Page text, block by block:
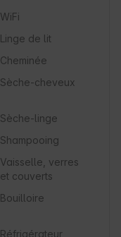
WiFi
Linge de lit
Cheminée
Sèche-cheveux
Sèche-linge
Shampooing
Vaisselle, verres
et couverts
Bouilloire
Réfrigérateur